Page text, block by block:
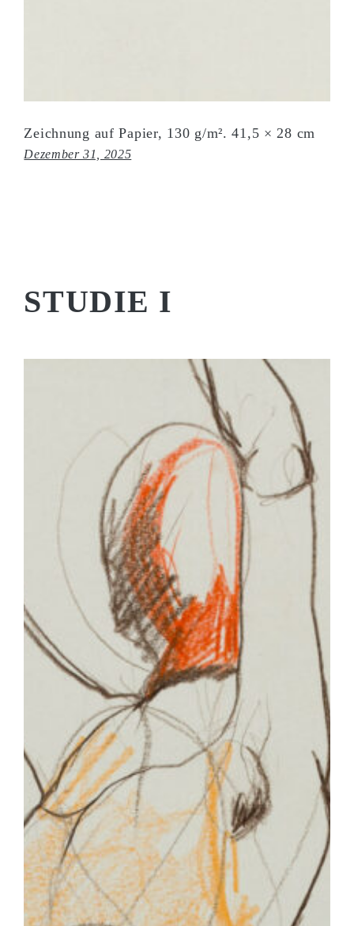
Zeichnung auf Papier, 130 g/m². 41,5 × 28 cm
Dezember 31, 2025
STUDIE I